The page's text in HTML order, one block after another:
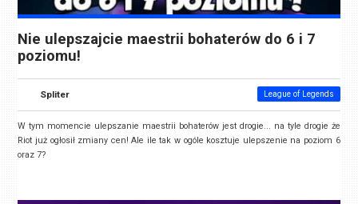
Nie ulepszajcie maestrii bohaterów do 6 i 7
poziomu!
Spliter League of Legends
W tym momencie ulepszanie maestrii bohaterów jest drogie... na tyle drogie że
Riot już ogłosił zmiany cen! Ale ile tak w ogóle kosztuje ulepszenie na poziom 6
oraz 7?